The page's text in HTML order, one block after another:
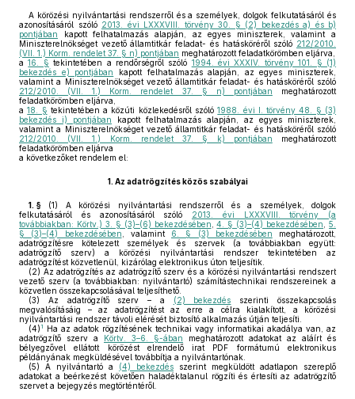
A körözési nyilvántartási rendszerről és a személyek, dolgok felkutatásáról és
azonosításáról szóló 2013. évi LXXXVIII. törvény 30. § (2) bekezdés a) és b)
pontjában kapott felhatalmazás alapján, az egyes miniszterek, valamint a
Miniszterelnökséget vezető államtitkár feladat- és hatásköréről szóló 212/2010.
(VII. 1.) Korm. rendelet 37. § n) pontjában meghatározott feladatkörömben eljárva,
a16. § tekintetében a rendőrségről szóló 1994. évi XXXIV. törvény 101. § (1)
bekezdés e) pontjában
kapott felhatalmazás alapján, az egyes miniszterek,
valamint a Miniszterelnökséget vezető államtitkár feladat- és hatásköréről szóló
212/2010. (VII. 1.) Korm. rendelet 37. § n) pontjában meghatározott
feladatkörömben eljárva,
a18. § tekintetében a közúti közlekedésről szóló1988. évi I. törvény 48. § (3)
bekezdés i) pontjában kapott felhatalmazás alapján, az egyes miniszterek,
valamint a Miniszterelnökséget vezető államtitkár feladat- és hatásköréről szóló
212/2010. (VII. 1.) Korm. rendelet 37. § k) pontjában meghatározott
feladatkörömben eljárva
a következőket rendelem el:
1. Az adatrögzítés közös szabályai
1. § (1)
A körözési nyilvántartási rendszerről és a személyek, dolgok
felkutatásáról és azonosításáról szóló 2013. évi LXXXVIII. törvény (a
továbbiakban: Körtv.) 3. § (3)–(6) bekezdésében ,4. § (3)–(4) bekezdésében ,5.
§ (3)–(4) bekezdésében , valamint 6. § (3) bekezdésében meghatározott,
adatrögzítésre kötelezett személyek és szervek (a továbbiakban együtt:
adatrögzítő szerv) a körözési nyilvántartási rendszer tekintetében az
adatrögzítést közvetlenül, kizárólag elektronikus úton teljesítik.
(2) Az adatrögzítés az adatrögzítő szerv és a körözési nyilvántartási rendszert
vezető szerv (a továbbiakban: nyilvántartó) számítástechnikai rendszereinek a
közvetlen összekapcsolásával teljesíthető.
(3) Az adatrögzítő szerv – a (2) bekezdés szerinti összekapcsolás
megvalósításáig – az adatrögzítést az erre a célra kialakított, a körözési
nyilvántartási rendszer távoli elérését biztosító alkalmazás útján teljesíti.
(4) 1
Ha az adatok rögzítésének technikai vagy informatikai akadálya van, az
adatrögzítő szerv a Körtv. 3–6. §-ában meghatározott adatokat az aláírt és
bélyegzővel ellátott körözést elrendelő irat PDF formátumú elektronikus
példányának megküldésével továbbítja a nyilvántartónak.
(5) A nyilvántartó a (4) bekezdés szerint megküldött adatlapon szereplő
adatokat a beérkezést követően haladéktalanul rögzíti és értesíti az adatrögzítő
szervet a bejegyzés megtörténtéről.